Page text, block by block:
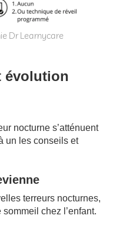
Dr Learnycare
évolution
nocturne s’atténuent
un les conseils et
terreurs nocturnes,
chez l’enfant.